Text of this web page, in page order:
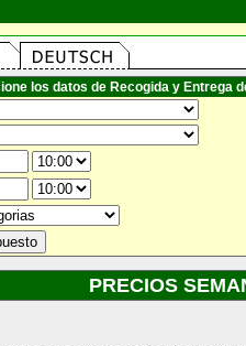
los datos de Recogida y Entrega
PRECIOS